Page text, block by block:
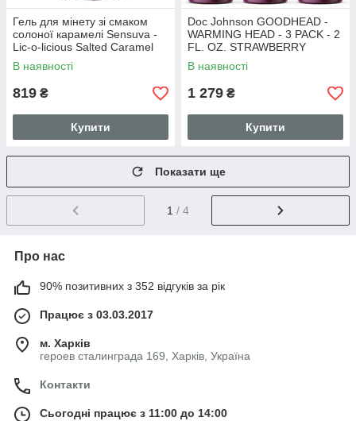
Гель для мінету зі смаком
солоної карамелі Sensuva -
Lic-o-licious Salted Caramel
50 мл (SO3201)
В наявності
819 ₴
Купити
Doc Johnson GOODHEAD -
WARMING HEAD - 3 PACK - 2
FL. OZ. STRAWBERRY
COTTON CANDY
WATERMELON
В наявності
1 279 ₴
Купити
Показати ще
1 / 4
Про нас
90% позитивних з 352 відгуків за рік
Працює з 03.03.2017
м. Харків
героев сталинграда 169, Харків, Україна
Контакти
Сьогодні працює з 11:00 до 14:00